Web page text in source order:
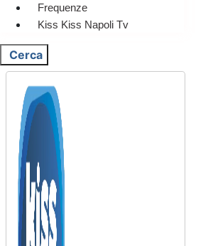
Frequenze
Kiss Kiss Napoli Tv
Cerca